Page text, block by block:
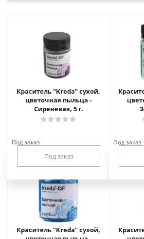
Краситель "Kreda" сухой,
цветочная пыльца -
Сиреневая, 5 г.
Под заказ
Краситель "Kreda" сухой,